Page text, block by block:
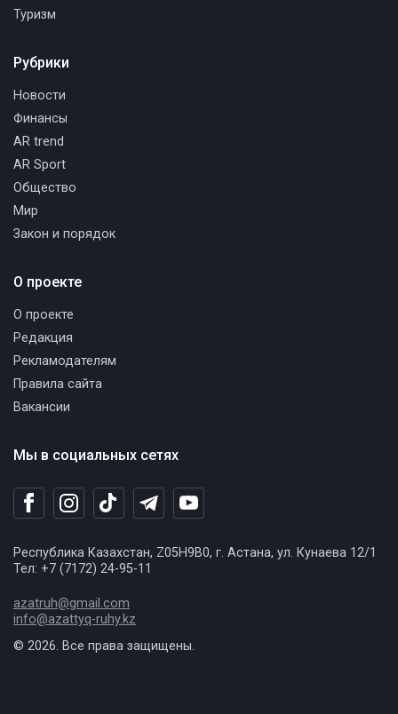
Туризм
Мы в социальных сетях
Республика Казахстан, Z05H9B0, г. Астана, ул. Кунаева 12/1
Тел: +7 (7172) 24-95-11
azatruh@gmail.com
info@azattyq-ruhy.kz
Рубрики
Новости
Финансы
AR trend
AR Sport
Общество
Мир
Закон и порядок
О проекте
О проекте
Редакция
Рекламодателям
Правила сайта
Вакансии
© 2026. Все права защищены.